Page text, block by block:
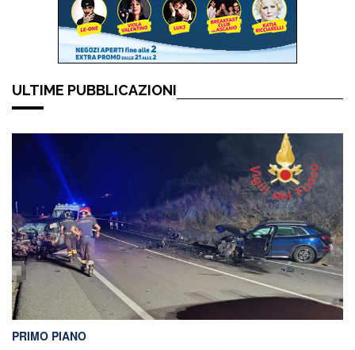
ULTIME PUBBLICAZIONI
PRIMO PIANO